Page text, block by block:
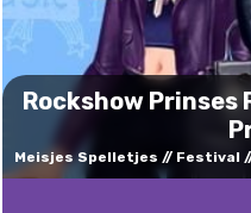
Rockshow Prinses
Meisjes Spelletjes Festival